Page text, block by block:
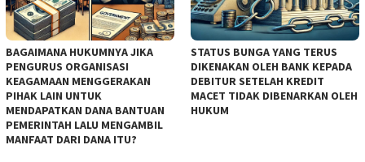
BAGAIMANA HUKUMNYA JIKA
PENGURUS ORGANISASI
KEAGAMAAN MENGGERAKAN
PIHAK LAIN UNTUK
MENDAPATKAN DANA BANTUAN
PEMERINTAH LALU MENGAMBIL
MANFAAT DARI DANA ITU?
STATUS BUNGA YANG TERUS
DIKENAKAN OLEH BANK KEPADA
DEBITUR SETELAH KREDIT
MACET TIDAK DIBENARKAN OLEH
HUKUM